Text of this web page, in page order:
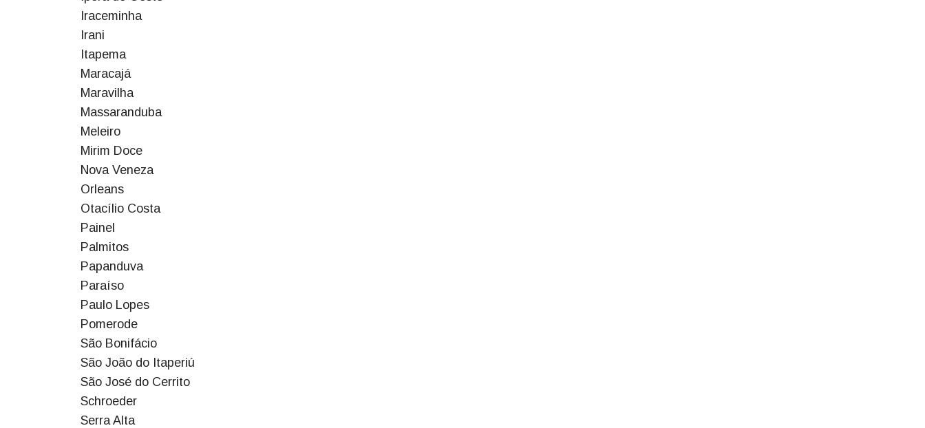
Iraceminha
Irani
Itapema
Maracajá
Maravilha
Massaranduba
Meleiro
Mirim Doce
Nova Veneza
Orleans
Otacílio Costa
Painel
Palmitos
Papanduva
Paraíso
Paulo Lopes
Pomerode
São Bonifácio
São João do Itaperiú
São José do Cerrito
Schroeder
Serra Alta